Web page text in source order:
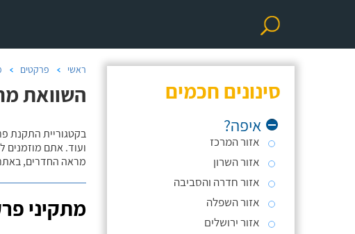
סינונים חכמים
איפה?
אזור המרכז
אזור השרון
אזור חדרה והסביבה
אזור השפלה
אזור ירושלים
ראשי פרקטים
השוואת
ועוד. אתם
מראה החדרים, באתר
מתקיני